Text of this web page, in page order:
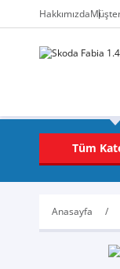
Hakkımızda
Tüm
Anasayfa